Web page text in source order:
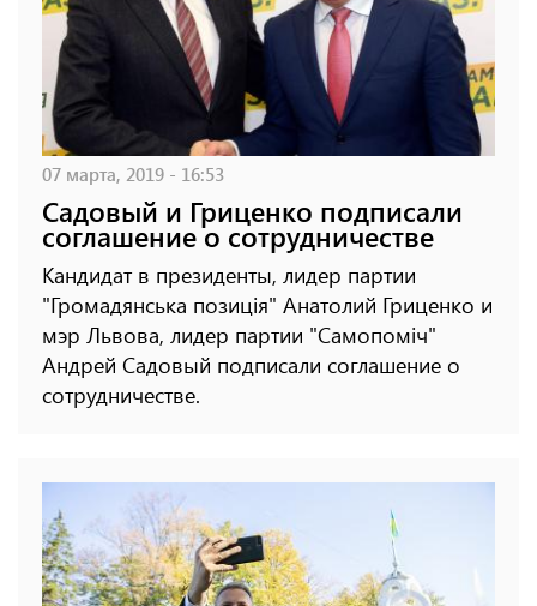
07 марта, 2019 - 16:53
Садовый и Гриценко подписали
соглашение о сотрудничестве
Кандидат в президенты, лидер партии
"Громадянська позиція" Анатолий Гриценко и
мэр Львова, лидер партии "Самопоміч"
Андрей Садовый подписали соглашение о
сотрудничестве.